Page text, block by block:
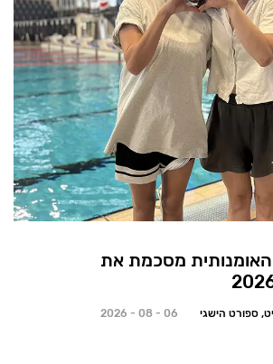
מסכמת את
ספורט הישגי 06 - 08 - 2026